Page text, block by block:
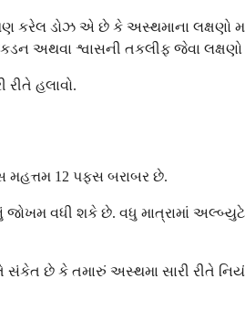
કરેલ ડોઝ એ છે કે અસ્થમાના લક્ષણો
અથવા શ્વાસની તકલીફ જેવા
હલાવો.
મહત્તમ 12 પફ્સ બરાબર છે.
વધી શકે છે. વધુ માત્રામાં
છે કે તમારું અસ્થમા સારી રીતે